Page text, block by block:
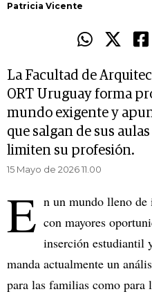
Patricia Vicente
La Facultad de
ORT Uruguay forma
mundo exigente y
que salgan de sus
limiten su profesión.
15 Mayo de 2026 11.00
E n un mundo lleno
con mayores
inserción estudiantil
manda actualmente un
para las familias como para